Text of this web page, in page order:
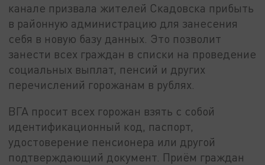
канале призвала жителей Скадовска прибыть
в районную администрацию для занесения
себя в новую базу данных. Это позволит
занести всех граждан в списки на проведение
социальных выплат, пенсий и других
перечислений горожанам в рублях.
ВГА просит всех горожан взять с собой
идентификационный код, паспорт,
удостоверение пенсионера или другой
подтверждающий документ. Приём граждан